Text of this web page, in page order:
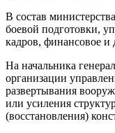
В состав
боевой подготовки,
кадров, финансовое и
На начальника
организации
развертывания
или усиления
(восстановления)